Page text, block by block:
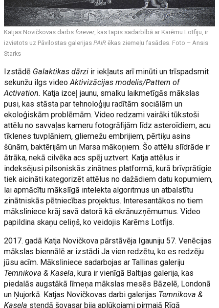
Katjas Novičkovas darbs forever, kas tapis sadarbībā ar Karēmu Lotfiju, ir
izvietots uz Pāvilostas galerijas PAiR ēkas ziemeļu fasādes. Foto – Ansis
Starks
Izstādē Galaktikas dārzi ir iekļauts arī minūti un trīspadsmit
sekunžu ilgs videoAktivizācijas modelis/Pattern of
Activation. Katja izceļ jaunu, smalku laikmetīgās mākslas
pusi, kas stāsta par tehnoloģiju radītām sociālām un
ekoloģiskām problēmām. Video redzami vairāki tūkstoši
attēlu no savvaļas kameru fotogrāfijām līdz asteroīdiem, acu
tīklenes tuvplāniem, gliemežu embrijiem, pērtiķu asins
šūnām, baktērijām un Marsa mākoņiem. Šo attēlu slīdrāde ir
ātrāka, nekā cilvēka acs spēj uztvert. Katja attēlus ir
indeksējusi pilsoniskās zinātnes platformā, kurā brīvprātīgie
tiek aicināti kategorizēt attēlus no dažādiem datu kopumiem,
lai apmācītu mākslīgā intelekta algoritmus un atbalstītu
zinātniskās pētniecības projektus. Interesantākos no tiem
māksliniece krāj savā datorā kā ekrānuzņēmumus. Video
papildina skaņu celiņš, ko veidojis Karēms Lotfijs.
2017. gadā Katja Novičkova pārstāvēja Igauniju 57. Venēcijas
mākslas biennālē ar izstādi Ja vien redzētu, ko es redzēju
jūsu acīm. Māksliniece sadarbojas ar Tallinas galeriju
Temnikova & Kasela, kura ir vienīgā Baltijas galerija, kas
piedalās augstākā līmeņa mākslas mesēs Bāzelē, Londonā
un Ņujorkā. Katjas Novičkovas darbi galerijas Temnikova &
Kasela stendā šovasar bija aplūkojami pirmajā Rīgā